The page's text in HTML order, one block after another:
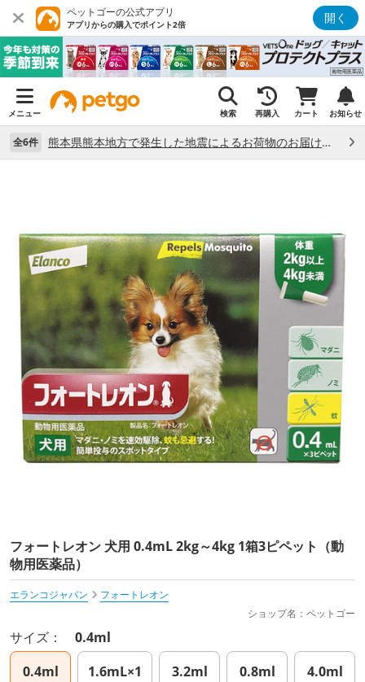
ペットゴーの公式アプリ
アプリからの購入でポイント2倍 開く
メニュー 検索 再購入 カート お知らせ
全6件 熊本県熊本地方で発生した地震によるお荷物のお届け状況について （7/28）
フォートレオン 犬用 0.4mL 2kg～4kg 1箱3ピペット（動
物用医薬品）
エランコジャパン
フォートレオン
ショップ名：ペットゴー
サイズ： 0.4ml
0.4ml
1.6mL×1
3.2ml
0.8ml
4.0ml